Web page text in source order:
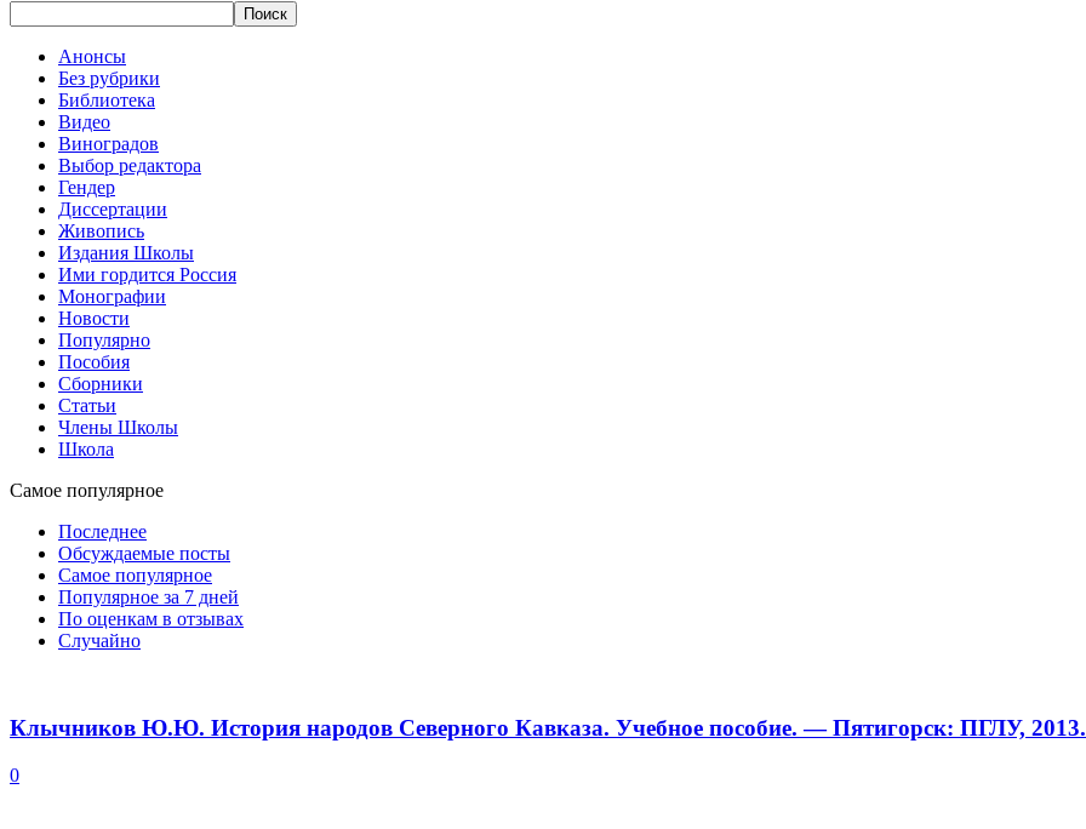
Анонсы
Без рубрики
Библиотека
Видео
Виноградов
Выбор редактора
Гендер
Диссертации
Живопись
Издания Школы
Ими гордится Россия
Монографии
Новости
Популярно
Пособия
Сборники
Статьи
Члены Школы
Школа
Самое популярное
Последнее
Обсуждаемые посты
Самое популярное
Популярное за 7 дней
По оценкам в отзывах
Случайно
Клычников Ю.Ю. История народов Северного Кавказа. Учебное пособие. — Пятигорск: ПГЛУ,
0